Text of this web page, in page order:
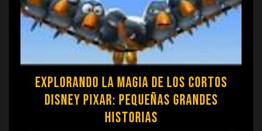
Explorando la Magia de los Cortos
Disney Pixar: Pequeñas Grandes
Historias